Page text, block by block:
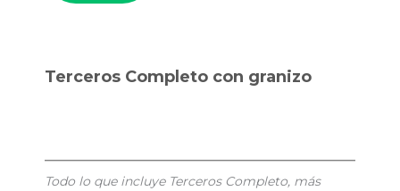
Terceros Completo con granizo
Todo lo que incluye Terceros Completo, más